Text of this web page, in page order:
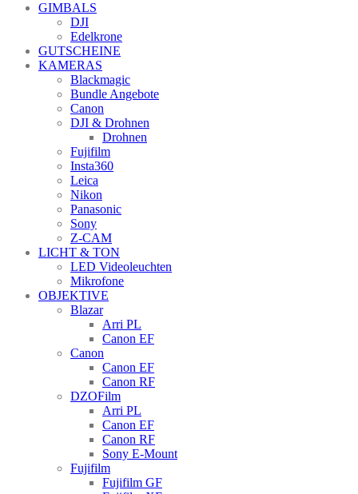
GIMBALS
DJI
Edelkrone
GUTSCHEINE
KAMERAS
Blackmagic
Bundle Angebote
Canon
DJI & Drohnen
Drohnen
Fujifilm
Insta360
Leica
Nikon
Panasonic
Sony
Z-CAM
LICHT & TON
LED Videoleuchten
Mikrofone
OBJEKTIVE
Blazar
Arri PL
Canon EF
Canon
Canon EF
Canon RF
DZOFilm
Arri PL
Canon EF
Canon RF
Sony E-Mount
Fujifilm
Fujifilm GF